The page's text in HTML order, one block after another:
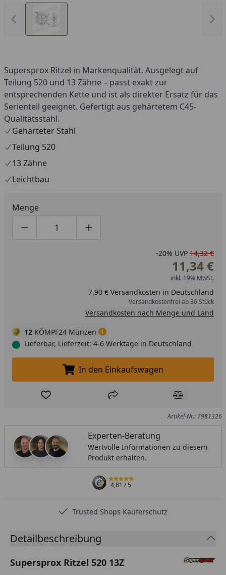
Vorheriges Bild anzeigen
Supersprox Ritzel in Markenqualität. Ausgelegt auf
Teilung 520 und 13 Zähne – passt exakt zur
entsprechenden Kette und ist als direkter Ersatz für das
Serienteil geeignet. Gefertigt aus gehärtetem C45-
Qualitätsstahl.
Gehärteter Stahl
Teilung 520
13 Zähne
Leichtbau
Menge
Produktmenge um eins verringern
Produktmenge manuell eingeben
Produktmenge um eins erhöhen
-20% UVP 14,32 €
11,34 €
inkl. 19% MwSt.
7,90 € Versandkosten in Deutschland
Versandkostenfrei ab 36 Stück
Versandkosten nach Menge und Land
12 KÖMPF24 Münzen
Lieferbar, Lieferzeit: 4-6 Werktage in Deutschland
In den Einkaufswagen legen
In den Einkaufswagen
Produkt zur Wunschliste hinzufügen
Teilen Produkt
Artikel-Nr.: 7981326
Experten-Beratung
Wertvolle Informationen zu diesem
Produkt erhalten.
4,81/ 5
Trusted Shops Käuferschutz
Detailbeschreibung
Supersprox Ritzel 520 13Z